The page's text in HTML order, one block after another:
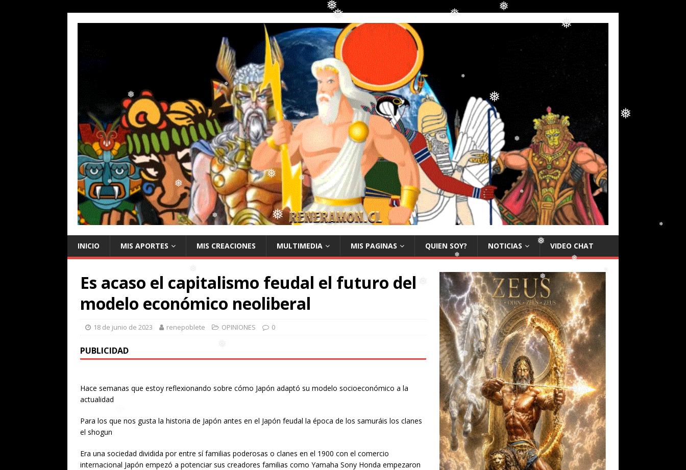
❅
❅
❅
❅
❅
❅
❅ ❅
❅
❅ ❅
❅
❅
❅
❅
❅
❅
❅
INICIO MIS APORTES MIS CREACIONES MULTIMEDIA MIS PAGINAS QUIEN SOY? NOTICIAS VIDEO CHAT
Es acaso el capitalismo feudal el futuro del
modelo económico neoliberal
18 de junio de 2023 renepoblete OPINIONES 0
PUBLICIDAD
Hace semanas que estoy reflexionando sobre cómo Japón adaptó su modelo socioeconómico a la
actualidad
Para los que nos gusta la historia de Japón antes en el Japón feudal la época de los samuráis los clanes
el shogun
Era una sociedad dividida por entre sí familias poderosas o clanes en el 1900 con el comercio
internacional Japón empezó a potenciar sus creadores familias como Yamaha Sony Honda empezaron